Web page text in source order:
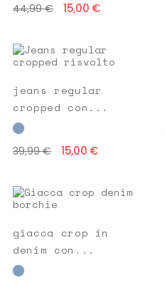
44,99 € 15,00 €
jeans regular
cropped con...
39,99 € 15,00 €
giacca crop in
denim con...